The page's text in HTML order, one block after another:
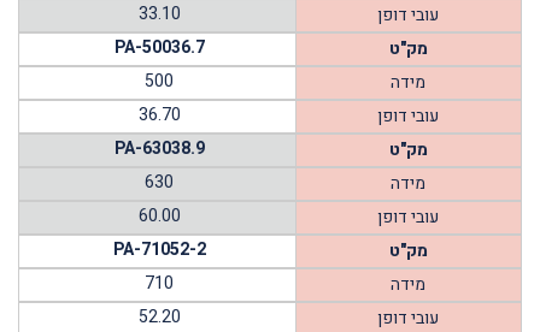
עובי דופן
33.10
מק"ט
PA-50036.7
מידה
500
עובי דופן
36.70
מק"ט
PA-63038.9
מידה
630
עובי דופן
60.00
מק"ט
PA-71052-2
מידה
710
עובי דופן
52.20